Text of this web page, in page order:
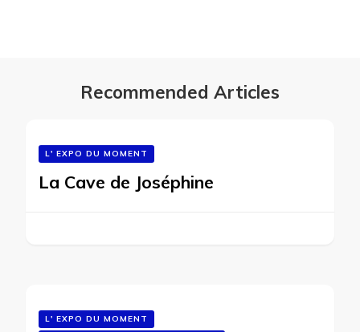
Recommended Articles
L' EXPO DU MOMENT
La Cave de Joséphine
L' EXPO DU MOMENT